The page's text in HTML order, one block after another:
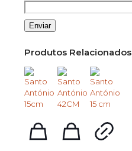
Produtos Relacionados